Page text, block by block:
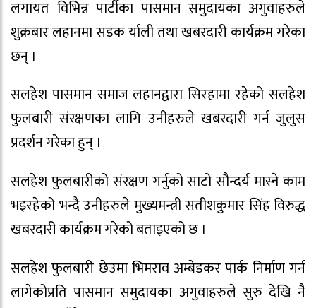
लगायत विभिन्न पार्टीका पासमान समुदायका अगुवाहरुले
शुक्रबार लहानमा सडक र्याली तथा खबरदारी कार्यक्रम गरेका
छन् ।
सलहेश पासमान समाज लहानद्वारा सिरहामा रहेको सलहेश
फुलबारी संरक्षणका लागि उनीहरुले खबरदारी गर्न जुलुस
प्रदर्शन गरेका हुन् ।
सलहेश फुलबारीको संरक्षण गर्नुको साटो सौन्दर्य मास्ने काम
भइरहेको भन्दै उनीहरुले मुख्यमन्त्री सतीशकुमार सिंह विरुद्ध
खबरदारी कार्यक्रम गरेको बताइएको छ ।
सलहेश फुलबारी छेउमा भिमराव अम्बेडकर पार्क निर्माण गर्न
लागेकोप्रति पासमान समुदायका अगुवाहरुले सुरु देखि नै